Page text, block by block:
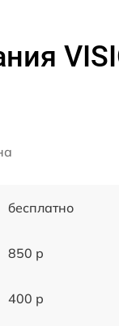
бесплатно
850 р
400 р